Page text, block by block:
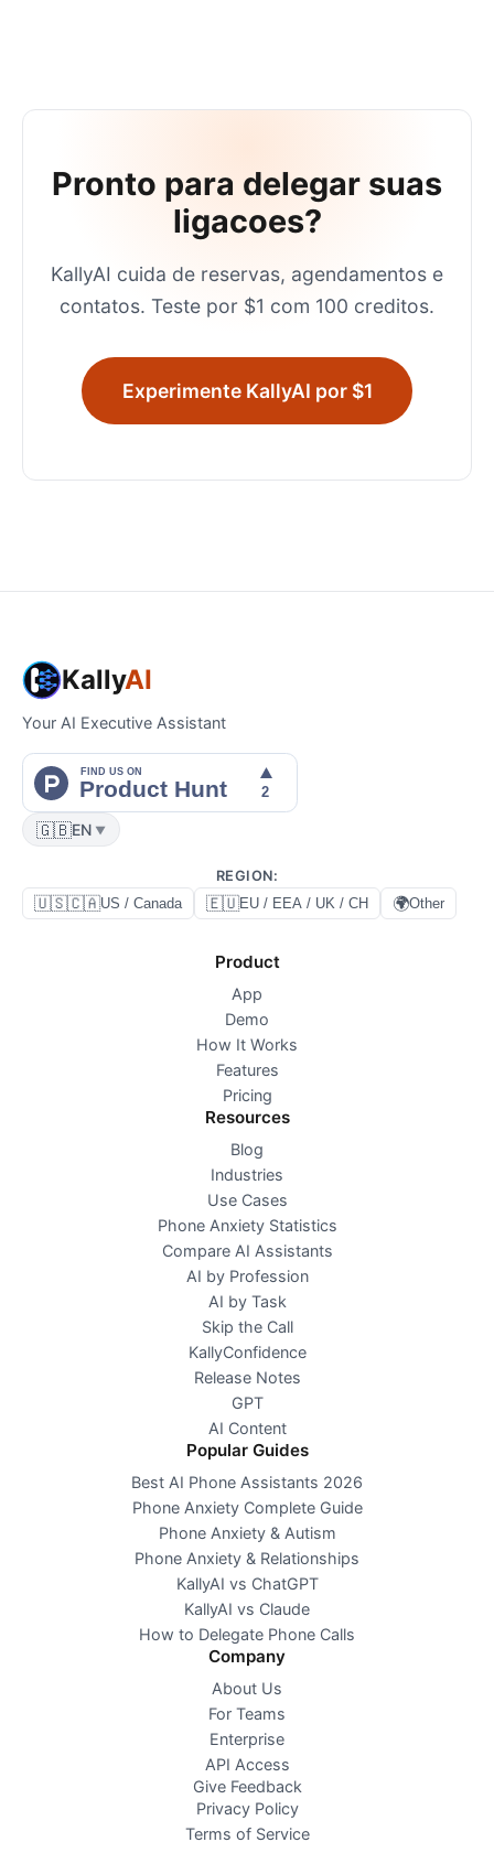
Pronto para delegar suas
ligacoes?
KallyAI cuida de reservas, agendamentos e
contatos. Teste por $1 com 100 creditos.
Experimente KallyAI por $1
KallyAI
Your AI Executive Assistant
🇬🇧EN ▼
REGION:
🇺🇸🇨🇦US / Canada 🇪🇺EU / EEA / UK / CH 🌍Other
Product
App
Demo
How It Works
Features
Pricing
Resources
Blog
Industries
Use Cases
Phone Anxiety Statistics
Compare AI Assistants
AI by Profession
AI by Task
Skip the Call
KallyConfidence
Release Notes
GPT
AI Content
Popular Guides
Best AI Phone Assistants 2026
Phone Anxiety Complete Guide
Phone Anxiety & Autism
Phone Anxiety & Relationships
KallyAI vs ChatGPT
KallyAI vs Claude
How to Delegate Phone Calls
Company
About Us
For Teams
Enterprise
API Access
Give Feedback
Privacy Policy
Terms of Service